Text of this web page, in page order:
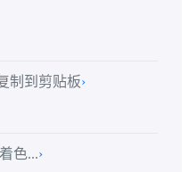
制到剪贴板›
色...›